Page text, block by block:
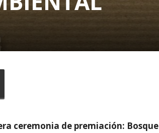
ceremonia de premiación: Bosque